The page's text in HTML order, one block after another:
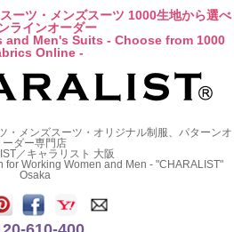
ーツ・メンズスーツ 1000生地から選べ
ラインオーダー
and Men's Suits - Choose from 1000
Online -
・メンズスーツ・オリジナル制服、パターンオ
ーダー専門店
／キャラリスト 大阪
for Working Women and Men - "CHARALIST"
Osaka